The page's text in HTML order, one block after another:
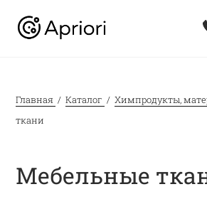
Главная Каталог Химпродукты,
ткани
Мебельные